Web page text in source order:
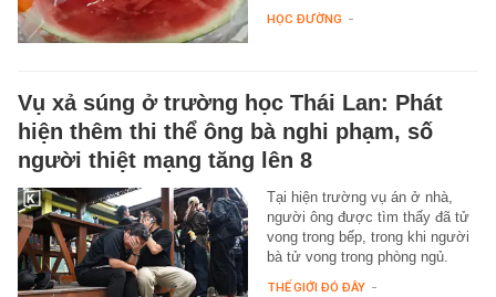
HỌC ĐƯỜNG -
Vụ xả súng ở trường học Thái Lan: Phát
hiện thêm thi thể ông bà nghi phạm, số
người thiệt mạng tăng lên 8
Tại hiện trường vụ án ở nhà,
người ông được tìm thấy đã tử
vong trong bếp, trong khi người
bà tử vong trong phòng ngủ.
THẾ GIỚI ĐÓ ĐÂY -